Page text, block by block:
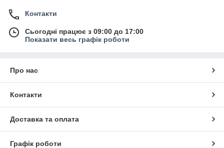
Контакти
Сьогодні працює з 09:00 до 17:00
Показати весь графік роботи
Про нас
Контакти
Доставка та оплата
Графік роботи